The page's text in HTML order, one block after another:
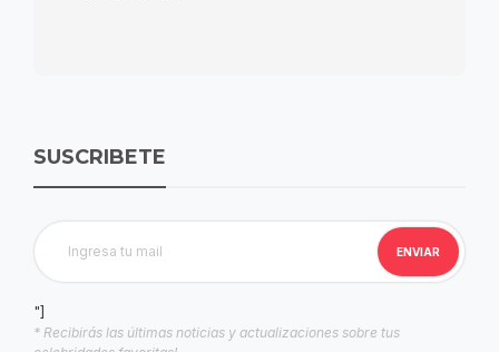
SUSCRIBETE
"]
* Recibirás las últimas noticias y actualizaciones sobre tus